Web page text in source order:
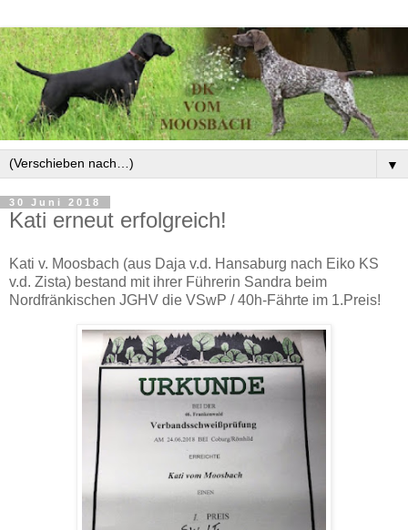
▼
30 Juni 2018
Kati erneut erfolgreich!
Kati v. Moosbach (aus Daja v.d. Hansaburg nach Eiko KS
v.d. Zista) bestand mit ihrer Führerin Sandra beim
Nordfränkischen JGHV die VSwP / 40h-Fährte im 1.Preis!